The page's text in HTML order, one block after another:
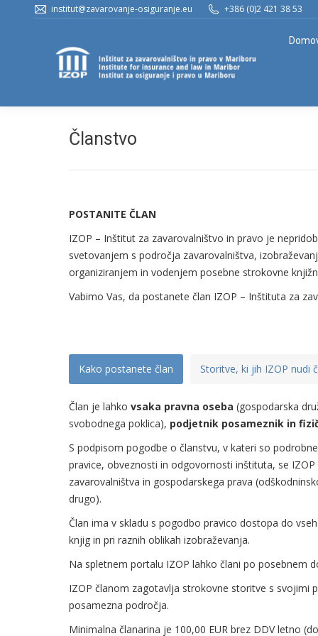
institut@zavarovanje-osiguranje.eu +386 (0)2 421 38 53
Članstvo
POSTANITE ČLAN
IZOP – Inštitut za zavarovalništvo in pravo je
svetovanjem s področja zavarovalništva,
organiziranjem in vodenjem posebne strokovne
Vabimo Vas, da postanete član IZOP – Inštituta za
Kako postanete član Storitve, ki jih IZOP nudi
Član je lahko vsaka pravna oseba (gospodarska
svobodnega poklica), podjetnik posameznik in
S podpisom pogodbe o članstvu, v kateri so
pravice, obveznosti in odgovornosti inštituta, se
zavarovalništva in gospodarskega prava
drugo).
Član ima v skladu s pogodbo pravico dostopa do
knjig in pri raznih oblikah izobraževanja.
Na spletnem portalu IZOP lahko člani po posebnem
IZOP članom zagotavlja strokovne storitve s svojimi
posamezna področja.
Minimalna članarina je 100,00 EUR brez DDV letno